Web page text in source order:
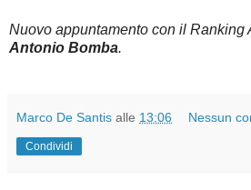
Nuovo appuntamento con il Ranking
Antonio Bomba.
Marco De Santis alle 13:06 Nessun
Condividi